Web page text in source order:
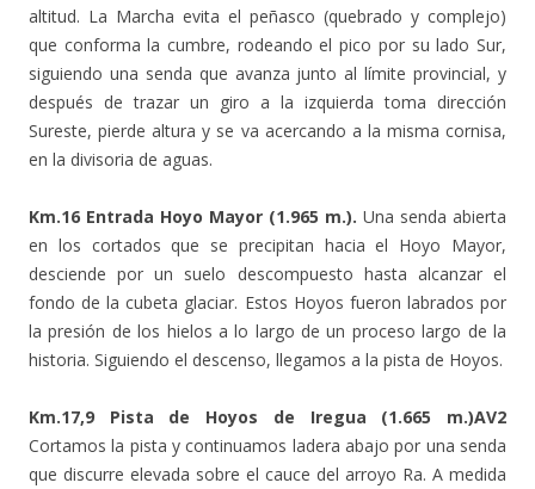
altitud. La Marcha evita el peñasco (quebrado y complejo)
que conforma la cumbre, rodeando el pico por su lado Sur,
siguiendo una senda que avanza junto al límite provincial, y
después de trazar un giro a la izquierda toma dirección
Sureste, pierde altura y se va acercando a la misma cornisa,
en la divisoria de aguas.
Km.16 Entrada Hoyo Mayor (1.965 m.). Una senda abierta
en los cortados que se precipitan hacia el Hoyo Mayor,
desciende por un suelo descompuesto hasta alcanzar el
fondo de la cubeta glaciar. Estos Hoyos fueron labrados por
la presión de los hielos a lo largo de un proceso largo de la
historia. Siguiendo el descenso, llegamos a la pista de Hoyos.
Km.17,9 Pista de Hoyos de Iregua (1.665 m.)AV2
Cortamos la pista y continuamos ladera abajo por una senda
que discurre elevada sobre el cauce del arroyo Ra. A medida